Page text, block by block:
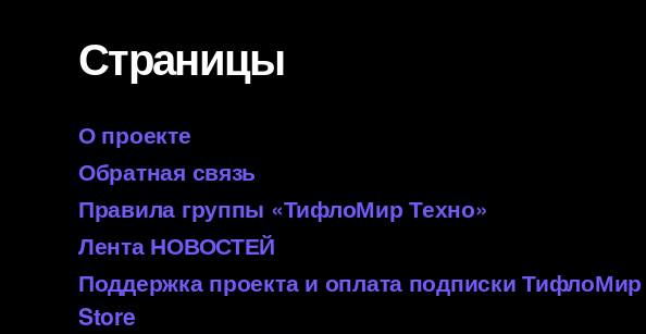
Страницы
О проекте
Обратная связь
Правила группы «ТифлоМир Техно»
Лента НОВОСТЕЙ
Поддержка проекта и оплата подписки ТифлоМир
Store